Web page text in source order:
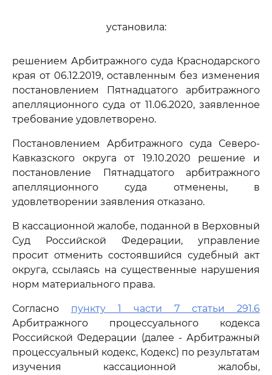
установила:
решением Арбитражного суда Краснодарского
края от 06.12.2019, оставленным без изменения
постановлением Пятнадцатого арбитражного
апелляционного суда от 11.06.2020, заявленное
требование удовлетворено.
Постановлением Арбитражного суда Северо-
Кавказского округа от 19.10.2020 решение и
постановление Пятнадцатого арбитражного
апелляционного суда отменены, в
удовлетворении заявления отказано.
В кассационной жалобе, поданной в Верховный
Суд Российской Федерации, управление
просит отменить состоявшийся судебный акт
округа, ссылаясь на существенные нарушения
норм материального права.
Согласно пункту 1 части 7 статьи 291.6
Арбитражного процессуального кодекса
Российской Федерации (далее - Арбитражный
процессуальный кодекс, Кодекс) по результатам
изучения кассационной жалобы,